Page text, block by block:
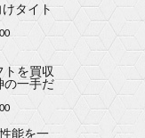
タイト
トを買収
の一手だ
能を一